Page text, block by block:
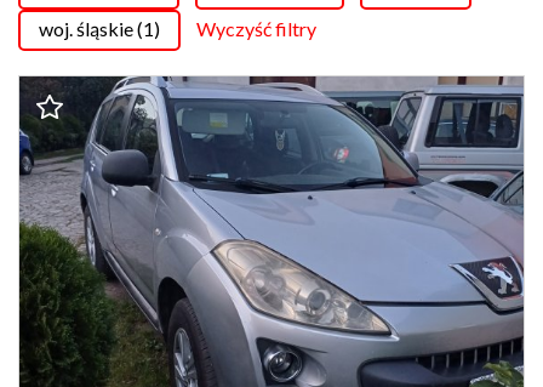
woj. śląskie (1)
Wyczyść filtry